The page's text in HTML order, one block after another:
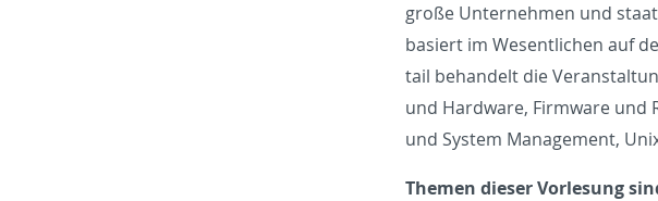
große Un­ternehmen und
basiert im Wesentlichen auf
tail be­han­delt die
und Hard­ware, Firmware und
und Sys­tem Man­age­ment,
The­men dieser Vor­lesung